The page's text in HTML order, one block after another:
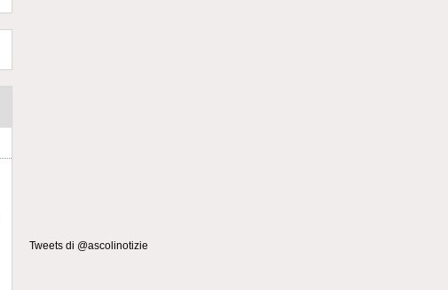
Tweets di @ascolinotizie